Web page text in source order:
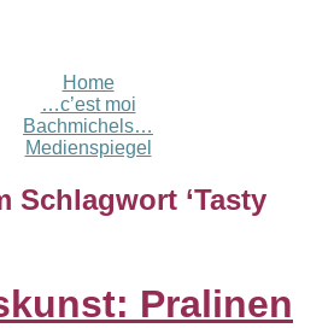
Home
…c’est moi
Bachmichels…
Medienspiegel
Schlagwort ‘Tasty
Pralinen